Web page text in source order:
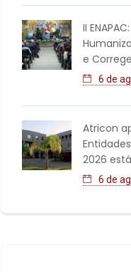
II
e
6 de
Atricon
2026
6 de